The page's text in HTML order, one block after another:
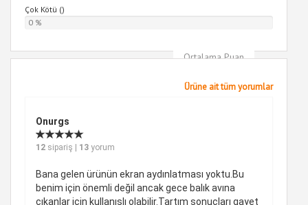
Çok Kötü ()
0 %
Ortalama Puan
5
Ürüne ait tüm yorumlar
Onurgs
12 sipariş | 13 yorum
Bana gelen ürünün ekran aydınlatması yoktu.Bu
benim için önemli değil ancak gece balık avına
çıkanlar için kullanışlı olabilir.Tartım sonuçları gayet